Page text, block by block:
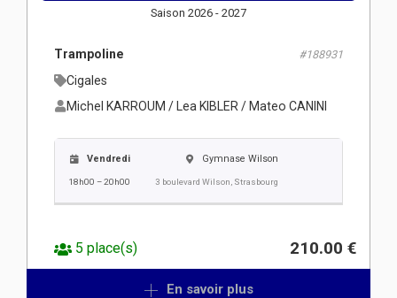
Saison 2026 - 2027
Trampoline #188931
Cigales
Michel KARROUM / Lea KIBLER / Mateo CANINI
Vendredi
18h00 – 20h00
Gymnase Wilson
3 boulevard Wilson, Strasbourg
5 place(s) 210.00 €
En savoir plus